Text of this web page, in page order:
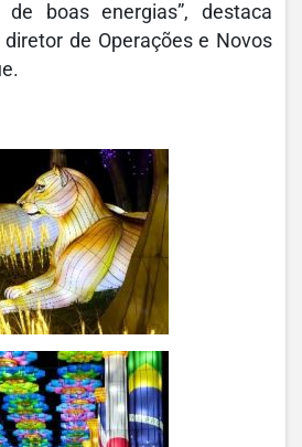
boas energias”, destaca
diretor de Operações e Novos